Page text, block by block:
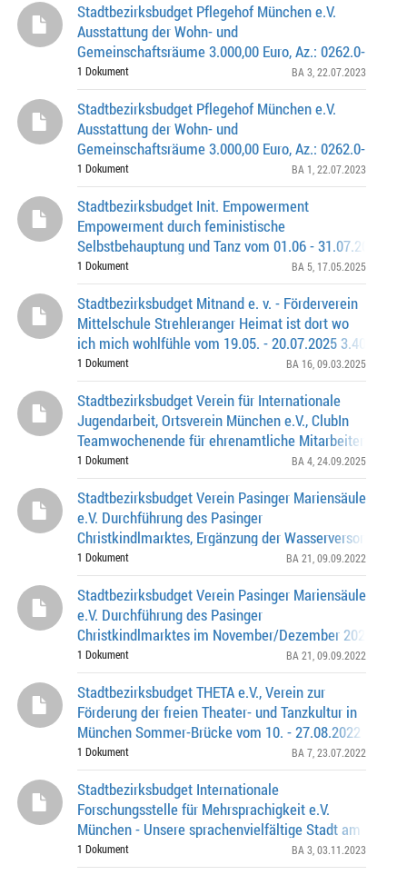
Stadtbezirksbudget Pflegehof München e.V.
Ausstattung der Wohn- und
Gemeinschaftsräume 3.000,00 Euro, Az.: 0262.0-
3-0476
1 Dokument BA 3 , 22.07.2023
Stadtbezirksbudget Pflegehof München e.V.
Ausstattung der Wohn- und
Gemeinschaftsräume 3.000,00 Euro, Az.: 0262.0-
2-0516
1 Dokument BA 1 , 22.07.2023
Stadtbezirksbudget Init. Empowerment
Empowerment durch feministische
Selbstbehauptung und Tanz vom 01.06 - 31.07.2025
Az. 0262.0-5-0607
1 Dokument BA 5 , 17.05.2025
Stadtbezirksbudget Mitnand e. v. - Förderverein
Mittelschule Strehleranger Heimat ist dort wo
ich mich wohlfühle vom 19.05. - 20.07.2025 3.400,00
0262.0-16-0643
1 Dokument BA 16 , 09.03.2025
Stadtbezirksbudget Verein für Internationale
Jugendarbeit, Ortsverein München e.V., ClubIn
Teamwochenende für ehrenamtliche Mitarbeiter*innen
(Jugendteam) vom 26.09. - 28.09.202 654,30 Euro, Az.:
1 Dokument BA 4 , 24.09.2025
Stadtbezirksbudget Verein Pasinger Mariensäule
e.V. Durchführung des Pasinger
Christkindlmarktes, Ergänzung der Wasserversorgung
November/Dezember 2022 714,00 Euro, Az.: 0262.0-
1 Dokument BA 21 , 09.09.2022
Stadtbezirksbudget Verein Pasinger Mariensäule
e.V. Durchführung des Pasinger
Christkindlmarktes im November/Dezember 2022
Euro, Az.: 0262.0-21-0347
1 Dokument BA 21 , 09.09.2022
Stadtbezirksbudget THETA e.V., Verein zur
Förderung der freien Theater- und Tanzkultur in
München Sommer-Brücke vom 10. - 27.08.2022
Az.: 0262.0-7-0385
1 Dokument BA 7 , 23.07.2022
Stadtbezirksbudget Internationale
Forschungsstelle für Mehrsprachigkeit e.V.
München - Unsere sprachenvielfältige Stadt am
900,00 Euro, Az.: 0262.0-3-0492
1 Dokument BA 3 , 03.11.2023